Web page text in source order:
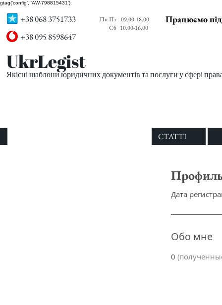
gtag('config', 'AW-798815431');
+38 068 3751733
+38 095 8598647
Пн-Пт
Сб
09.00-18.00
10.00-16.00
Працюємо
UkrLegist
Якісні шаблони юридичних документів та послуги у сфері
СТАТТІ
Дата
Обо мне
0